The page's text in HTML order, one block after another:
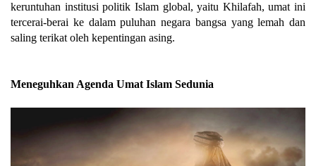
keruntuhan institusi politik Islam global, yaitu Khilafah, umat ini
tercerai-berai ke dalam puluhan negara bangsa yang lemah dan
saling terikat oleh kepentingan asing.
Meneguhkan Agenda Umat Islam Sedunia